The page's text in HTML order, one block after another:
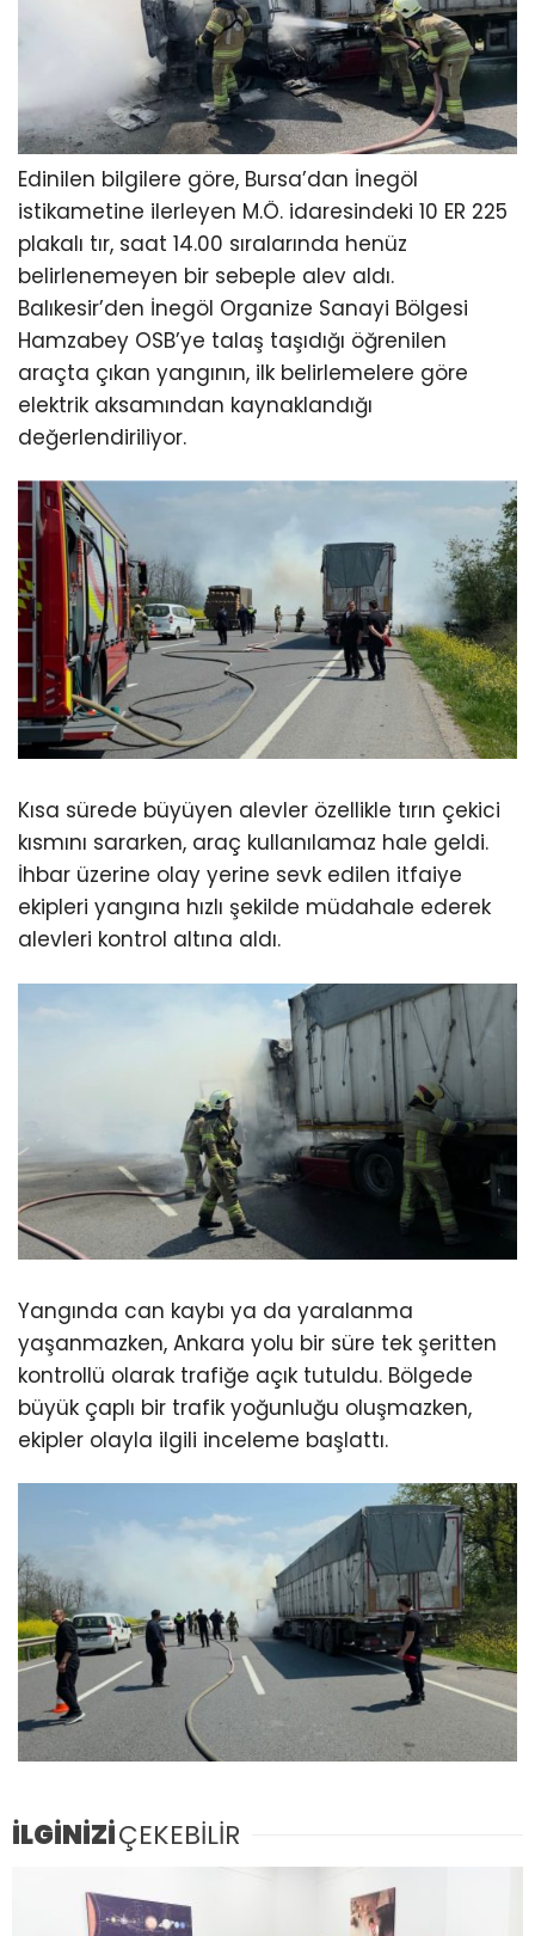
Edinilen bilgilere göre, Bursa’dan İnegöl
istikametine ilerleyen M.Ö. idaresindeki 10 ER 225
plakalı tır, saat 14.00 sıralarında henüz
belirlenemeyen bir sebeple alev aldı.
Balıkesir’den İnegöl Organize Sanayi Bölgesi
Hamzabey OSB’ye talaş taşıdığı öğrenilen
araçta çıkan yangının, ilk belirlemelere göre
elektrik aksamından kaynaklandığı
değerlendiriliyor.
Kısa sürede büyüyen alevler özellikle tırın çekici
kısmını sararken, araç kullanılamaz hale geldi.
İhbar üzerine olay yerine sevk edilen itfaiye
ekipleri yangına hızlı şekilde müdahale ederek
alevleri kontrol altına aldı.
Yangında can kaybı ya da yaralanma
yaşanmazken, Ankara yolu bir süre tek şeritten
kontrollü olarak trafiğe açık tutuldu. Bölgede
büyük çaplı bir trafik yoğunluğu oluşmazken,
ekipler olayla ilgili inceleme başlattı.
İLGİNİZİÇEKEBİLİR